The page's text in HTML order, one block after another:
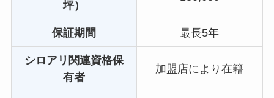
坪）
保証期間 最長5年
シロアリ関連資格保
有者
加盟店により在籍